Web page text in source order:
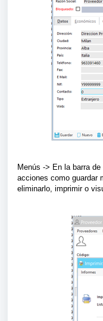
Menús -> En la barra
acciones como guardar
eliminarlo, imprimir o